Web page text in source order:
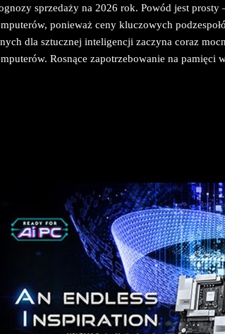
sprzedaży na 2026 rok. Powód jest
ponieważ ceny kluczowych
dla sztucznej inteligencji zaczyna coraz
Rosnące zapotrzebowanie na